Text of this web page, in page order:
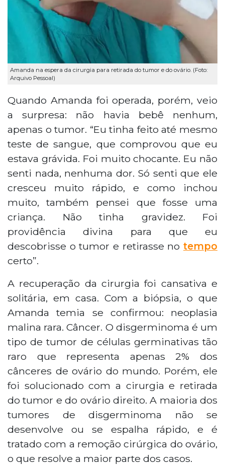
Amanda na espera da cirurgia para retirada do tumor e do ovário. (Foto:
Arquivo Pessoal)
Quando Amanda foi operada, porém, veio
a surpresa: não havia bebê nenhum,
apenas o tumor. “Eu tinha feito até mesmo
teste de sangue, que comprovou que eu
estava grávida. Foi muito chocante. Eu não
senti nada, nenhuma dor. Só senti que ele
cresceu muito rápido, e como inchou
muito, também pensei que fosse uma
criança. Não tinha gravidez. Foi
providência divina para que eu
descobrisse o tumor e retirasse no tempo
certo”.
A recuperação da cirurgia foi cansativa e
solitária, em casa. Com a biópsia, o que
Amanda temia se confirmou: neoplasia
malina rara. Câncer. O disgerminoma é um
tipo de tumor de células germinativas tão
raro que representa apenas 2% dos
cânceres de ovário do mundo. Porém, ele
foi solucionado com a cirurgia e retirada
do tumor e do ovário direito. A maioria dos
tumores de disgerminoma não se
desenvolve ou se espalha rápido, e é
tratado com a remoção cirúrgica do ovário,
o que resolve a maior parte dos casos.